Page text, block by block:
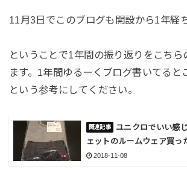
11月3日でこのブログも開設から1年経
ということで1年間の振り返りをこちら
ます。1年間ゆるーくブログ書いてると
という参考にしてください。
ユニクロでいい感
ェットのルームウェア買っ
2018-11-08